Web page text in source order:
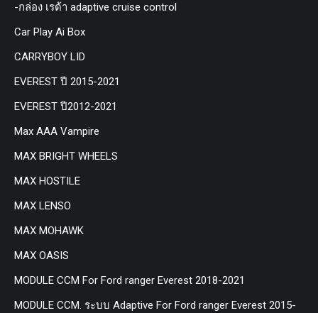
-กล่อง เรด้า adaptive cruise control
Car Play Ai Box
CARRYBOY LID
EVEREST ปี 2015-2021
EVEREST ปี2012-2021
Max AAA Vampire
MAX BRIGHT WHEELS
MAX HOSTILE
MAX LENSO
MAX MOHAWK
MAX OASIS
MODULE CCM For Ford ranger Everest 2018-2021
MODULE CCM. ระบบ Adaptive For Ford ranger Everest 2015-